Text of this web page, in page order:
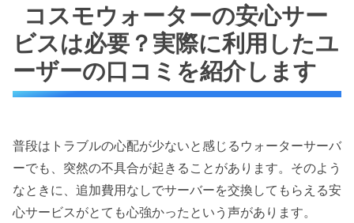
コスモウォーターの安心サー
ビスは必要？実際に利用したユ
ーザーの口コミを紹介します
普段はトラブルの心配が少ないと感じるウォーターサーバ
ーでも、突然の不具合が起きることがあります。そのよう
なときに、追加費用なしでサーバーを交換してもらえる安
心サービスがとても心強かったという声があります。